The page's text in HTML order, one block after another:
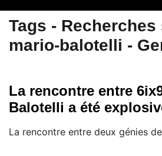
Tags -
mario-balotelli -
La rencontre entre
Balotelli a été
La rencontre entre deux génies